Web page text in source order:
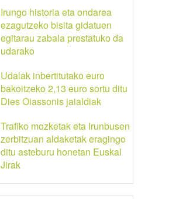
Irungo historia eta ondarea
ezagutzeko bisita gidatuen
egitarau zabala prestatuko da
udarako
Udalak inbertitutako euro
bakoitzeko 2,13 euro sortu ditu
Dies Oiassonis jaialdiak
Trafiko mozketak eta Irunbusen
zerbitzuan aldaketak eragingo
ditu asteburu honetan Euskal
Jirak